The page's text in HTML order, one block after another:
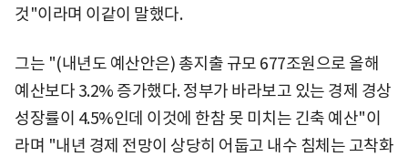
것"이라며 이같이 말했다.
그는 "(내년도 예산안은) 총지출 규모 677조원으로 올해
예산보다 3.2% 증가했다. 정부가 바라보고 있는 경제 경상
성장률이 4.5%인데 이것에 한참 못 미치는 긴축 예산"이
라며 "내년 경제 전망이 상당히 어둡고 내수 침체는 고착화